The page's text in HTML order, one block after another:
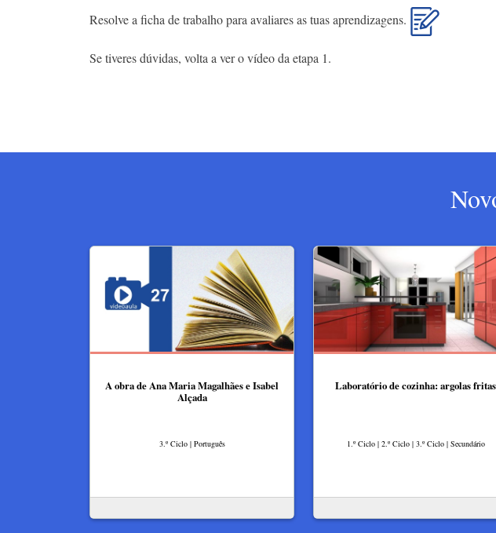
Resolve a ficha de trabalho para avaliares as tuas aprendizagens.
Se tiveres dúvidas, volta a ver o vídeo da etapa 1.
A obra de Ana Maria Magalhães e Isabel
Alçada
3.º Ciclo | Português
Laboratório de cozinha: argolas fritas
1.º Ciclo | 2.º Ciclo | 3.º Ciclo | Secundário